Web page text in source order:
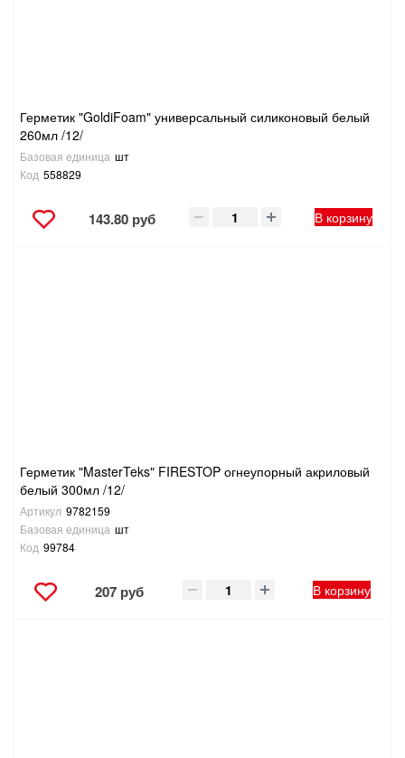
Герметик "GoldiFoam" универсальный силиконовый белый
260мл /12/
Базовая единица шт
Код 558829
143.80 руб В корзину
Герметик "MasterTeks" FIRESTOP огнеупорный акриловый
белый 300мл /12/
Артикул 9782159
Базовая единица шт
Код 99784
207 руб В корзину